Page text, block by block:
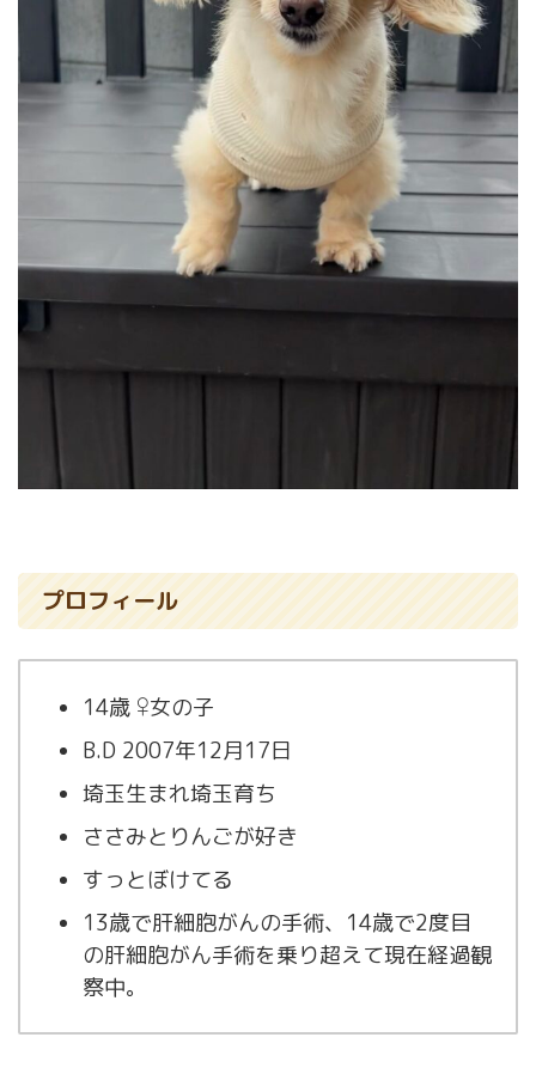
プロフィール
14歳 ♀女の子
B.D 2007年12月17日
埼玉生まれ埼玉育ち
ささみとりんごが好き
すっとぼけてる
13歳で肝細胞がんの手術、14歳で2度目
の肝細胞がん手術を乗り超えて現在経過観
察中。